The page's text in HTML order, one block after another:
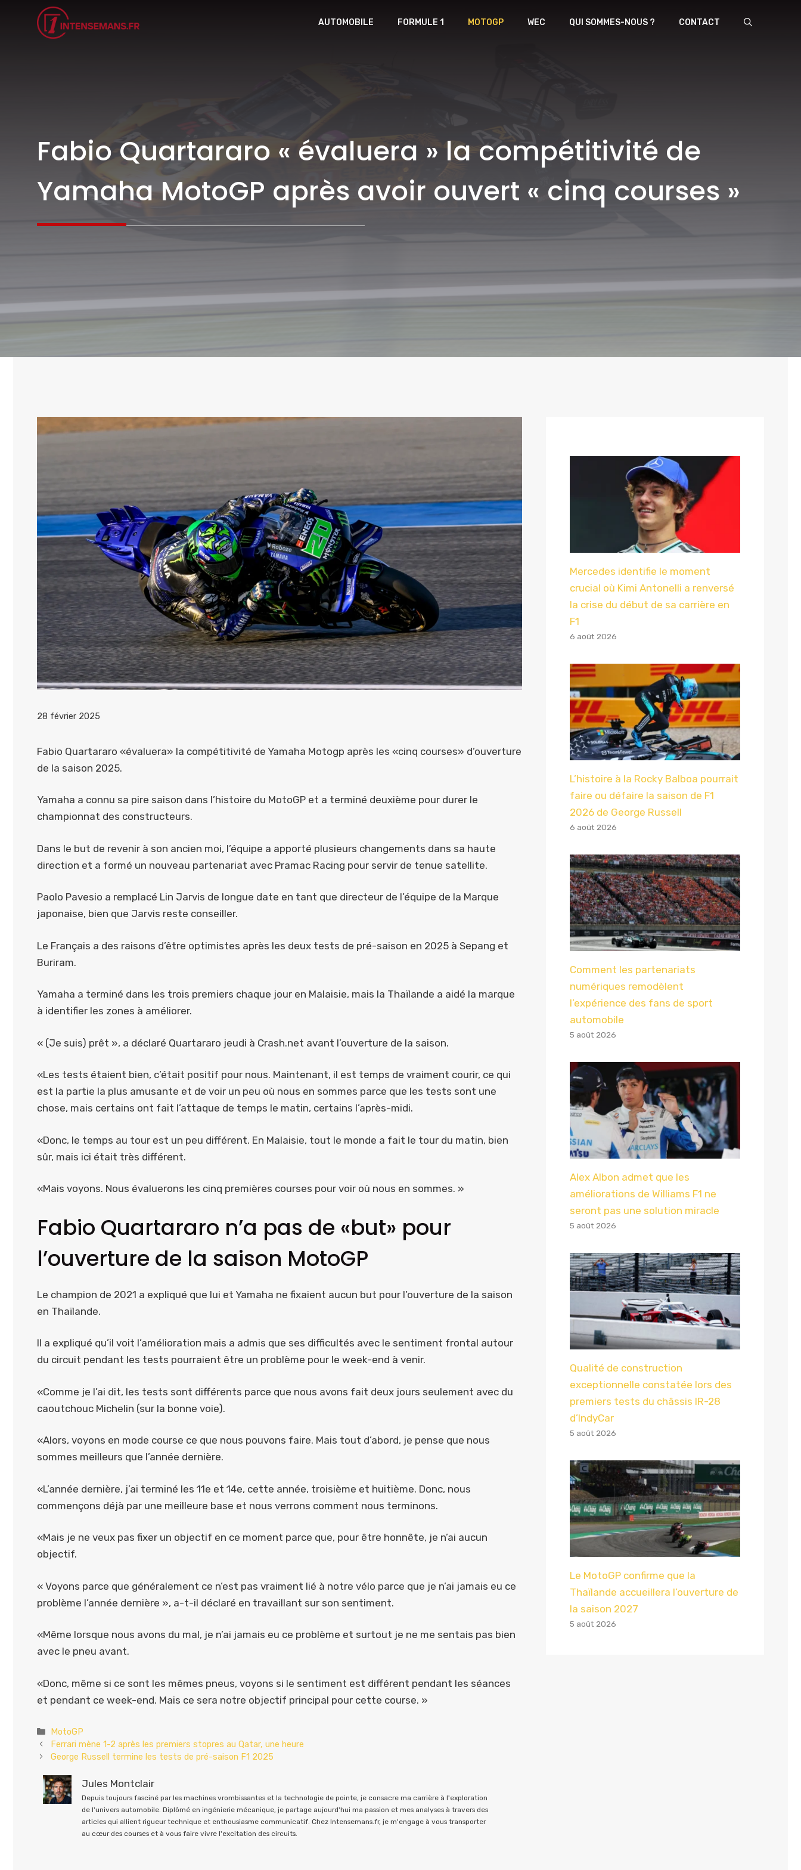
AUTOMOBILE FORMULE 1 MOTOGP WEC QUI SOMMES-NOUS ? CONTACT
Fabio Quartararo « évaluera » la compétitivité de
Yamaha MotoGP après avoir ouvert « cinq courses »
28 février 2025
Fabio Quartararo «évaluera» la compétitivité de Yamaha Motogp après les «cinq courses» d’ouverture
de la saison 2025.
Yamaha a connu sa pire saison dans l’histoire du MotoGP et a terminé deuxième pour durer le
championnat des constructeurs.
Dans le but de revenir à son ancien moi, l’équipe a apporté plusieurs changements dans sa haute
direction et a formé un nouveau partenariat avec Pramac Racing pour servir de tenue satellite.
Paolo Pavesio a remplacé Lin Jarvis de longue date en tant que directeur de l’équipe de la Marque
japonaise, bien que Jarvis reste conseiller.
Le Français a des raisons d’être optimistes après les deux tests de pré-saison en 2025 à Sepang et
Buriram.
Yamaha a terminé dans les trois premiers chaque jour en Malaisie, mais la Thaïlande a aidé la marque
à identifier les zones à améliorer.
« (Je suis) prêt », a déclaré Quartararo jeudi à Crash.net avant l’ouverture de la saison.
«Les tests étaient bien, c’était positif pour nous. Maintenant, il est temps de vraiment courir, ce qui
est la partie la plus amusante et de voir un peu où nous en sommes parce que les tests sont une
chose, mais certains ont fait l’attaque de temps le matin, certains l’après-midi.
«Donc, le temps au tour est un peu différent. En Malaisie, tout le monde a fait le tour du matin, bien
sûr, mais ici était très différent.
«Mais voyons. Nous évaluerons les cinq premières courses pour voir où nous en sommes. »
Fabio Quartararo n’a pas de «but» pour
l’ouverture de la saison MotoGP
Le champion de 2021 a expliqué que lui et Yamaha ne fixaient aucun but pour l’ouverture de la saison
en Thaïlande.
Il a expliqué qu’il voit l’amélioration mais a admis que ses difficultés avec le sentiment frontal autour
du circuit pendant les tests pourraient être un problème pour le week-end à venir.
«Comme je l’ai dit, les tests sont différents parce que nous avons fait deux jours seulement avec du
caoutchouc Michelin (sur la bonne voie).
«Alors, voyons en mode course ce que nous pouvons faire. Mais tout d’abord, je pense que nous
sommes meilleurs que l’année dernière.
«L’année dernière, j’ai terminé les 11e et 14e, cette année, troisième et huitième. Donc, nous
commençons déjà par une meilleure base et nous verrons comment nous terminons.
«Mais je ne veux pas fixer un objectif en ce moment parce que, pour être honnête, je n’ai aucun
objectif.
« Voyons parce que généralement ce n’est pas vraiment lié à notre vélo parce que je n’ai jamais eu ce
problème l’année dernière », a-t-il déclaré en travaillant sur son sentiment.
«Même lorsque nous avons du mal, je n’ai jamais eu ce problème et surtout je ne me sentais pas bien
avec le pneu avant.
«Donc, même si ce sont les mêmes pneus, voyons si le sentiment est différent pendant les séances
et pendant ce week-end. Mais ce sera notre objectif principal pour cette course. »
Catégories
MotoGP
Ferrari mène 1-2 après les premiers stopres au Qatar, une heure
George Russell termine les tests de pré-saison F1 2025
Jules Montclair
Depuis toujours fasciné par les machines vrombissantes et la technologie de pointe, je consacre ma carrière à l'exploration
de l'univers automobile. Diplômé en ingénierie mécanique, je partage aujourd'hui ma passion et mes analyses à travers des
articles qui allient rigueur technique et enthousiasme communicatif. Chez Intensemans.fr, je m'engage à vous transporter
au cœur des courses et à vous faire vivre l'excitation des circuits.
Mercedes identifie le moment
crucial où Kimi Antonelli a renversé
la crise du début de sa carrière en
F1
6 août 2026
L’histoire à la Rocky Balboa pourrait
faire ou défaire la saison de F1
2026 de George Russell
6 août 2026
Comment les partenariats
numériques remodèlent
l’expérience des fans de sport
automobile
5 août 2026
Alex Albon admet que les
améliorations de Williams F1 ne
seront pas une solution miracle
5 août 2026
Qualité de construction
exceptionnelle constatée lors des
premiers tests du châssis IR-28
d’IndyCar
5 août 2026
Le MotoGP confirme que la
Thaïlande accueillera l’ouverture de
la saison 2027
5 août 2026